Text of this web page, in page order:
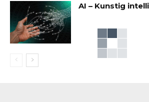
AI – Kunstig